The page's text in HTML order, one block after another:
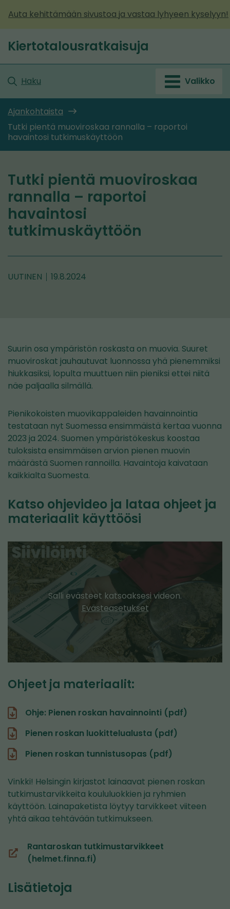
sisältöön
Auta kehittämään sivustoa ja vastaa lyhyeen kyselyyn!
Etusivu
Kiertotalousratkaisuja
Haku Valikko
Ajankohtaista
Tutki pientä muoviroskaa rannalla – raportoi
havaintosi tutkimuskäyttöön
Tutki pientä muoviroskaa
rannalla – raportoi
havaintosi
tutkimuskäyttöön
UUTINEN 19.8.2024
Suurin osa ympäristön roskasta on muovia. Suuret
muoviroskat jauhautuvat luonnossa yhä pienemmiksi
hiukkasiksi, lopulta muuttuen niin pieniksi ettei niitä
näe paljaalla silmällä.
Pienikokoisten muovikappaleiden havainnointia
testataan nyt Suomessa ensimmäistä kertaa vuonna
2023 ja 2024. Suomen ympäristökeskus koostaa
tuloksista ensimmäisen arvion pienen muovin
määrästä Suomen rannoilla. Havaintoja kaivataan
kaikkialta Suomesta.
Katso ohjevideo ja lataa ohjeet ja
materiaalit käyttöösi
Salli evästeet katsoaksesi videon.
Evästeasetukset
Ohjeet ja materiaalit:
Ohje: Pienen roskan havainnointi (pdf)
Pienen roskan luokittelualusta (pdf)
Pienen roskan tunnistusopas (pdf)
Vinkki! Helsingin kirjastot lainaavat pienen roskan
tutkimustarvikkeita koululuokkien ja ryhmien
käyttöön. Lainapaketista löytyy tarvikkeet viiteen
yhtä aikaa tehtävään tutkimukseen.
Rantaroskan tutkimustarvikkeet
(helmet.finna.fi)
(avautuu
ikkunaan,
siirryt
Lisätietoja